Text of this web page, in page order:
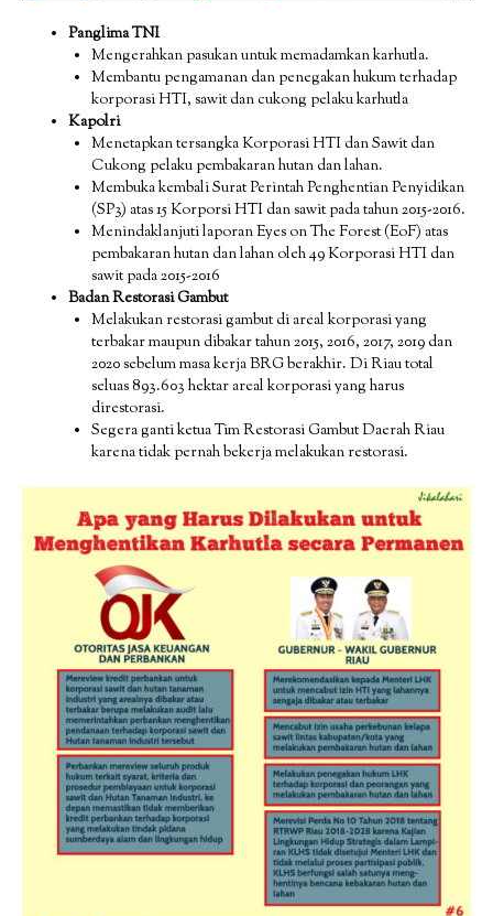
Panglima TNI
Mengerahkan pasukan untuk memadamkan karhutla.
Membantu pengamanan dan penegakan hukum terhadap
korporasi HTI, sawit dan cukong pelaku karhutla
Kapolri
Menetapkan tersangka Korporasi HTI dan Sawit dan
Cukong pelaku pembakaran hutan dan lahan.
Membuka kembali Surat Perintah Penghentian Penyidikan
(SP3) atas 15 Korporsi HTI dan sawit pada tahun 2015-2016.
Menindaklanjuti laporan Eyes on The Forest (EoF) atas
pembakaran hutan dan lahan oleh 49 Korporasi HTI dan
sawit pada 2015-2016
Badan Restorasi Gambut
Melakukan restorasi gambut di areal korporasi yang
terbakar maupun dibakar tahun 2015, 2016, 2017, 2019 dan
2020 sebelum masa kerja BRG berakhir. Di Riau total
seluas 893.603 hektar areal korporasi yang harus
direstorasi.
Segera ganti ketua Tim Restorasi Gambut Daerah Riau
karena tidak pernah bekerja melakukan restorasi.